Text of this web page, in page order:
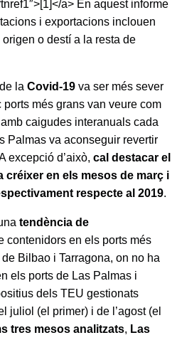
a> En aquest informe
i exportacions inclouen
o destí a la resta de
la Covid-19 va ser més sever
més grans van veure com
caigudes interanuals cada
Palmas va aconseguir revertir
excepció d’això, cal destacar el
créixer en els mesos de març i
respecte al 2019.
tendència de
contenidors en els ports més
Bilbao i Tarragona, on no ha
els ports de Las Palmas i
dels TEU gestionats
juliol (el primer) i de l’agost (el
tres mesos analitzats, Las